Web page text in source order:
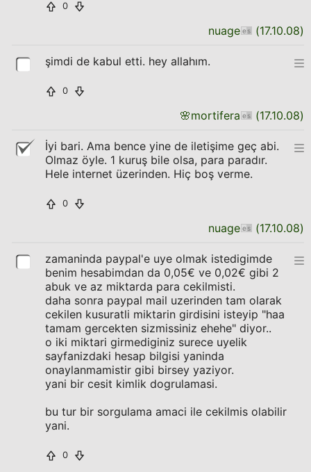
0
nuage (17.10.08)
şimdi de kabul etti. hey allahım.
0
🌸mortifera (17.10.08)
İyi bari. Ama bence yine de iletişime geç abi.
Olmaz öyle. 1 kuruş bile olsa, para paradır.
Hele internet üzerinden. Hiç boş verme.
0
nuage (17.10.08)
zamaninda paypal'e uye olmak istedigimde
benim hesabimdan da 0,05€ ve 0,02€ gibi 2
abuk ve az miktarda para cekilmisti.
daha sonra paypal mail uzerinden tam olarak
cekilen kusuratli miktarin girdisini isteyip "haa
tamam gercekten sizmissiniz ehehe" diyor..
o iki miktari girmediginiz surece uyelik
sayfanizdaki hesap bilgisi yaninda
onaylanmamistir gibi birsey yaziyor.
yani bir cesit kimlik dogrulamasi.
bu tur bir sorgulama amaci ile cekilmis olabilir
yani.
0